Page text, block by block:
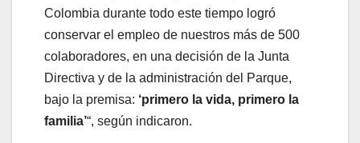
Colombia durante todo este tiempo logró
conservar el empleo de nuestros más de 500
colaboradores, en una decisión de la Junta
Directiva y de la administración del Parque,
bajo la premisa: ‘primero la vida, primero la
familia’“, según indicaron.